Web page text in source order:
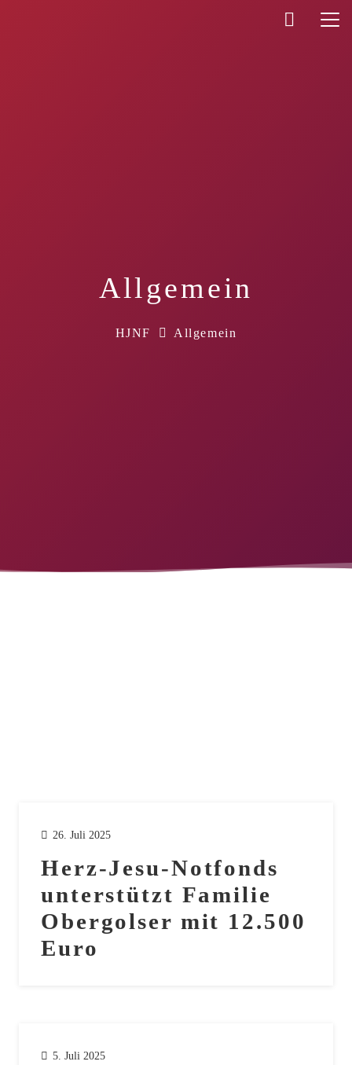
Allgemein
HJNF Allgemein
26. Juli 2025
Herz-Jesu-Notfonds
unterstützt Familie
Obergolser mit 12.500
Euro
5. Juli 2025